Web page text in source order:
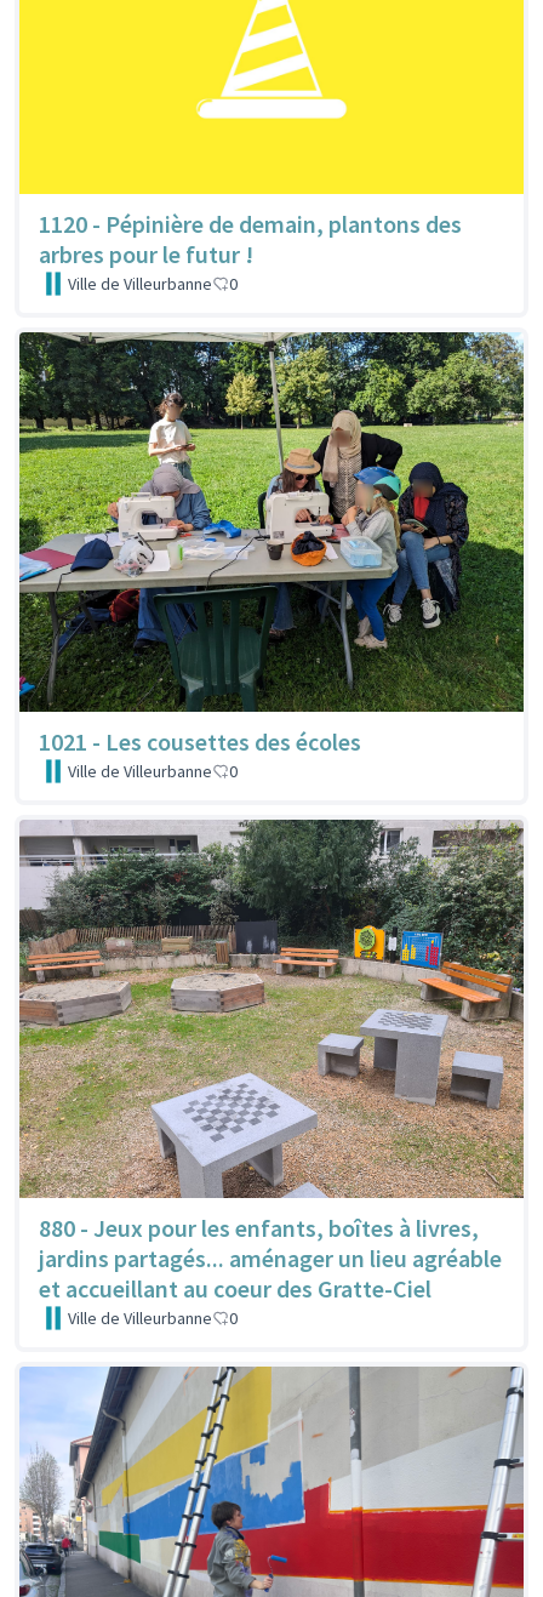
1120 - Pépinière de demain, plantons des
arbres pour le futur !
Ville de Villeurbanne 0
1021 - Les cousettes des écoles
Ville de Villeurbanne 0
880 - Jeux pour les enfants, boîtes à livres,
jardins partagés... aménager un lieu agréable
et accueillant au coeur des Gratte-Ciel
Ville de Villeurbanne 0